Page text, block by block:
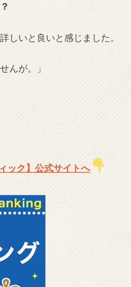
しいと良いと感じました。
んが。」
ック】公式サイトへ